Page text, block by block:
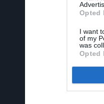
Opted
I want
of my
was
Opted